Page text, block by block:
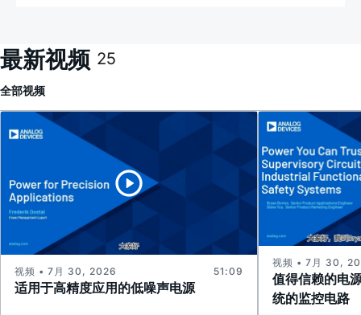
最新视频 25
全部视频
适用于高精度应用的低噪声电源
视频 • 7月 30, 2026 51:09
值得信赖的电
统的监控电路
视频 • 7月 30,